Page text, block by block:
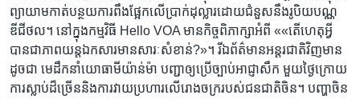
ព្យាយាម​កាត់​បន្ថយ​ការ​ពឹងផ្អែក​លើ​ប្រាក់​ដុល្លារ​ដោយ​ជំនួស​នឹង​​រូបិយបណ្ណ​
ឌីជីថល។ នៅ​ក្នុង​កម្មវិធី Hello VOA មាន​កិច្ចពិភាក្សា​អំពី ««តើ​ហេតុអ្វី​
បាន​ជា​ភាពយន្ត​ឯកសារ​មាន​សារៈសំខាន់?»។ រី​ឯ​ព័ត៌មាន​អន្តរជាតិ​វិញ​មាន​
ដូចជា មេដឹកនាំ​យោធា​មីយ៉ាន់ម៉ា បញ្ជា​ឲ្យ​ប្រើ​ច្បាប់​អាជ្ញាសឹក​ មួយ​ថ្ងៃ​ក្រោយ​​
ការ​ស្លាប់​​ដ៏​ច្រើន​និង​​ការ​វាយប្រហារ​លើ​រោងចក្រ​​របស់​​ជនជាតិ​ចិន។ បញ្ហា​ចិន​